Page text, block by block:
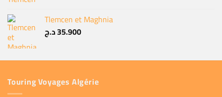
Tlemcen et Maghnia
35.900د.ج
Touring Voyages Algérie